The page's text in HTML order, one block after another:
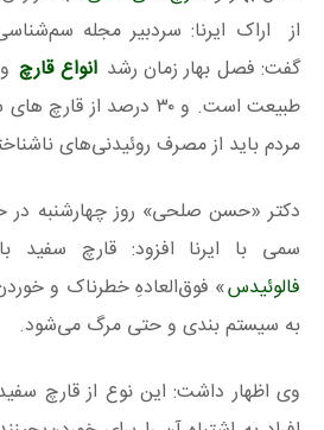
از اراک ایرنا: سردبیر مجله
گفت: فصل بهار زمان رشد انواع قارچ
طبیعت است. و ۳۰ درصد
مردم باید از مصرف روئیدنی‌های
دکتر «حسن صلحی» روز چهارشنبه
سمی با ایرنا افزود: قارچ سفید
فالوئیدس» فوق‌العادهِ خطرناک و
به سیستم بندی و حتی مرگ می‌شود.
وی اظهار داشت: این نوع از قارچ